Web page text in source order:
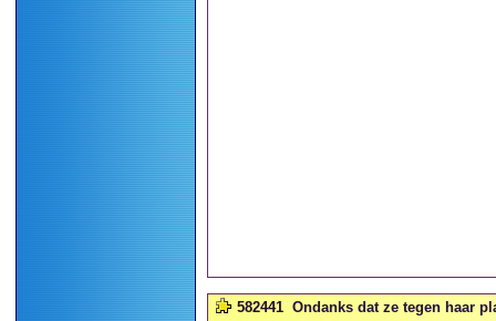
582441 Ondanks dat ze tegen haar